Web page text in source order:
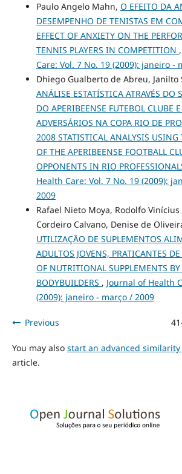
Paulo Angelo Mahn, O EFEITO DA
DESEMPENHO DE TENISTAS EM
EFFECT OF ANXIETY ON THE
TENNIS PLAYERS IN COMPETITION ,
Care: Vol. 7 No. 19 (2009): janeiro -
Dhiego Gualberto de Abreu, Janilto
ANÁLISE ESTATÍSTICA ATRAVÉS DO
DO APERIBEENSE FUTEBOL CLUBE E
ADVERSÁRIOS NA COPA RIO DE
2008 STATISTICAL ANALYSIS USING
OF THE APERIBEENSE FOOTBALL
OPPONENTS IN RIO
Health Care: Vol. 7 No. 19 (2009):
2009
Rafael Nieto Moya, Rodolfo
Cordeiro Calvano, Denise de
UTILIZAÇÃO DE SUPLEMENTOS
ADULTOS JOVENS, PRATICANTES
OF NUTRITIONAL SUPPLEMENTS
BODYBUILDERS , Journal of Health
(2009): janeiro - março / 2009
Previous
You may also start an advanced similarity
article.